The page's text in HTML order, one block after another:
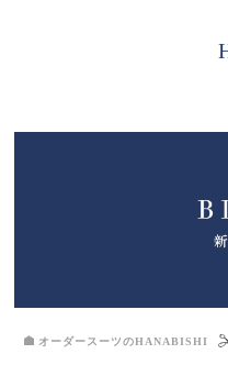
オーダースーツのHANABISHI